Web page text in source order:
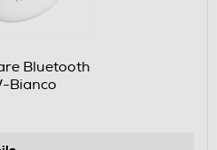
Bluetooth
Bianco